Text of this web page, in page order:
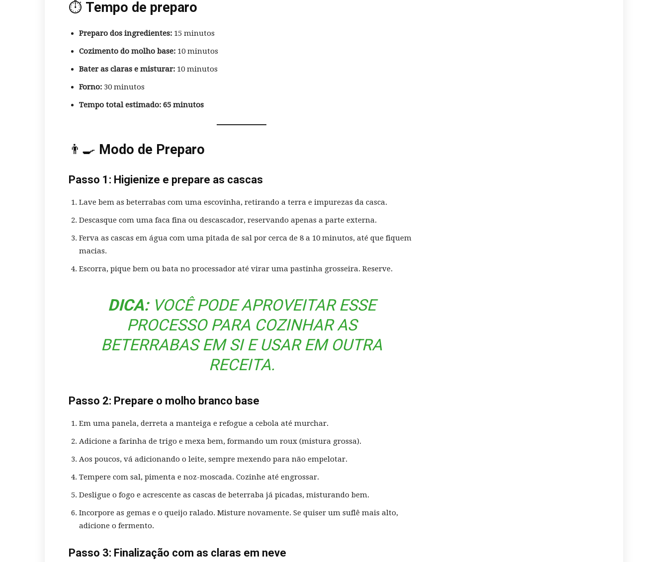
⏱️ Tempo de preparo
Preparo dos ingredientes: 15 minutos
Cozimento do molho base: 10 minutos
Bater as claras e misturar: 10 minutos
Forno: 30 minutos
Tempo total estimado: 65 minutos
👨‍🍳 Modo de Preparo
Passo 1: Higienize e prepare as cascas
Lave bem as beterrabas com uma escovinha, retirando a terra e impurezas da casca.
Descasque com uma faca fina ou descascador, reservando apenas a parte externa.
Ferva as cascas em água com uma pitada de sal por cerca de 8 a 10 minutos, até que fiquem
macias.
Escorra, pique bem ou bata no processador até virar uma pastinha grosseira. Reserve.
DICA:VOCÊ PODE APROVEITAR ESSE
PROCESSO PARA COZINHAR AS
BETERRABAS EM SI E USAR EM OUTRA
RECEITA.
Passo 2: Prepare o molho branco base
Em uma panela, derreta a manteiga e refogue a cebola até murchar.
Adicione a farinha de trigo e mexa bem, formando um roux (mistura grossa).
Aos poucos, vá adicionando o leite, sempre mexendo para não empelotar.
Tempere com sal, pimenta e noz-moscada. Cozinhe até engrossar.
Desligue o fogo e acrescente as cascas de beterraba já picadas, misturando bem.
Incorpore as gemas e o queijo ralado. Misture novamente. Se quiser um suflê mais alto,
adicione o fermento.
Passo 3: Finalização com as claras em neve